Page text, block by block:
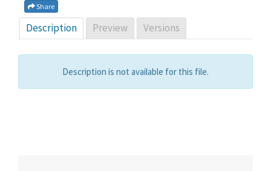
Share
Description Preview Versions
Description is not available for this file.